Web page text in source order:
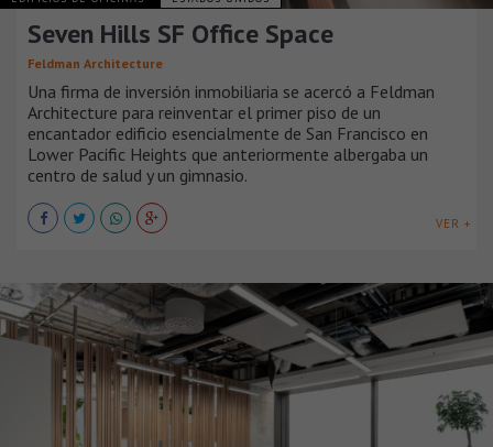
Seven Hills SF Office Space
Feldman Architecture
Una firma de inversión inmobiliaria se acercó a Feldman
Architecture para reinventar el primer piso de un
encantador edificio esencialmente de San Francisco en
Lower Pacific Heights que anteriormente albergaba un
centro de salud y un gimnasio.
VER +